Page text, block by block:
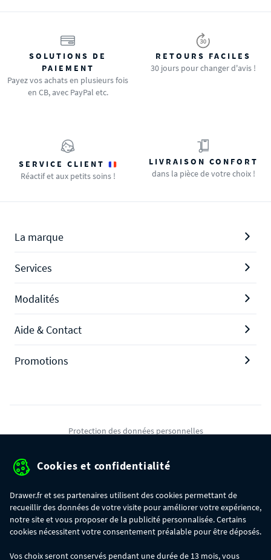
SOLUTIONS DE
PAIEMENT
Payez vos achats en plusieurs fois
en CB, avec PayPal etc.
RETOURS FACILES
30 jours pour changer d'avis !
SERVICE CLIENT
Réactif et aux petits soins !
LIVRAISON CONFORT
dans la pièce de votre choix !
La marque
Services
Modalités
Aide & Contact
Promotions
Protection des données personnelles
Gérer mes cookies
commande :
Cookies et confidentialité
Drawer.fr et ses partenaires utilisent des cookies permettant de
recueillir des données de votre visite pour améliorer votre expérience,
notre site et vous proposer de la publicité personnalisée. Certains
cookies nécessitent votre consentement préalable pour être déposés.
Vos choix seront conservés pendant une durée de 13 mois, vous